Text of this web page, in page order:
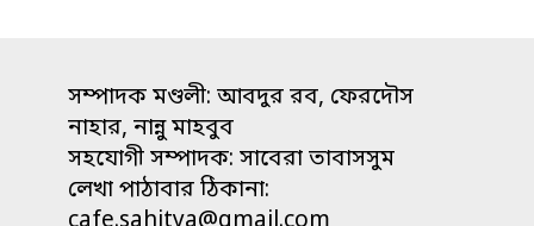
সম্পাদক মণ্ডলী: আবদুর রব, ফেরদৌস
নাহার, নান্নু মাহবুব
সহযোগী সম্পাদক: সাবেরা তাবাসসুম
লেখা পাঠাবার ঠিকানা: